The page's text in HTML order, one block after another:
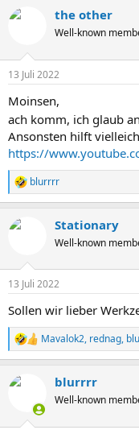
k
e
:
the other
Well-known
13 Juli 2022
Moinsen,
ach komm, ich glaub
Ansonsten hilft
https://
R
e
k
e
:
blurrrr
Stationary
Well-known
13 Juli 2022
Sollen wir lieber
R
e
k
Mavalok2, rednag,
blurrrr
Well-known